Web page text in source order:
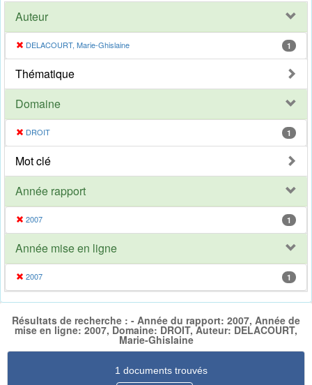
Auteur
DELACOURT, Marie-Ghislaine 1
Thématique
Domaine
DROIT 1
Mot clé
Année rapport
2007 1
Année mise en ligne
2007 1
Résultats de recherche : - Année du rapport: 2007, Année de
mise en ligne: 2007, Domaine: DROIT, Auteur: DELACOURT,
Marie-Ghislaine
1 documents trouvés